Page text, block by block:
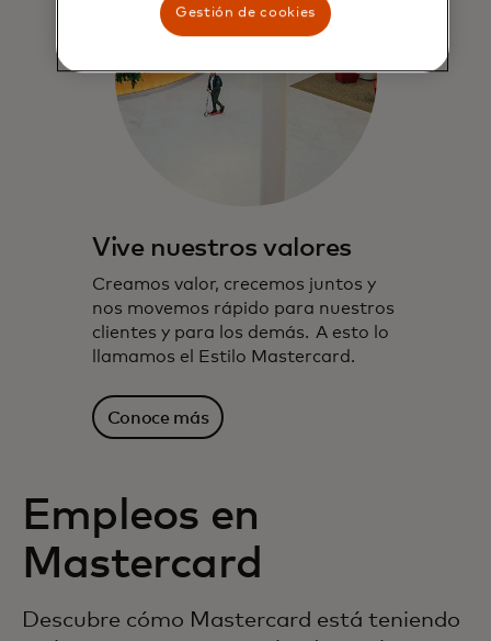
Vive nuestros valores
Creamos valor, crecemos juntos y
nos movemos rápido para nuestros
clientes y para los demás. A esto lo
llamamos el Estilo Mastercard.
Conoce más
Empleos en
Mastercard
Descubre cómo Mastercard está teniendo
Gestión de cookies